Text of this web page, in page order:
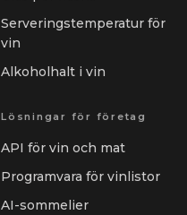
Serveringstemperatur för
vin
Alkoholhalt i vin
Lösningar för företag
API för vin och mat
Programvara för vinlistor
AI-sommelier